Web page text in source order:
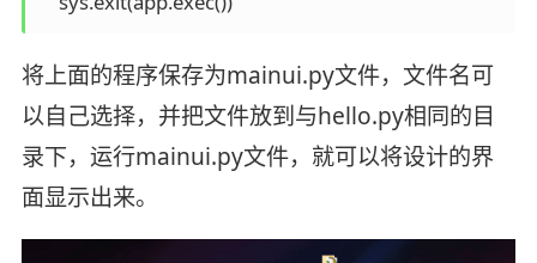
将上面的程序保存为mainui.py文件，文件名可
以自己选择，并把文件放到与hello.py相同的目
录下，运行mainui.py文件，就可以将设计的界
面显示出来。